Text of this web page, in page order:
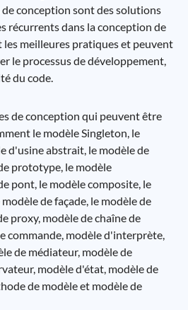
conception sont des solutions
récurrents dans la conception de
les meilleures pratiques et peuvent
le processus de développement,
du code.
de conception qui peuvent être
le modèle Singleton, le
d'usine abstrait, le modèle de
prototype, le modèle
pont, le modèle composite, le
de façade, le modèle de
proxy, modèle de chaîne de
commande, modèle d'interprète,
de médiateur, modèle de
modèle d'état, modèle de
de modèle et modèle de